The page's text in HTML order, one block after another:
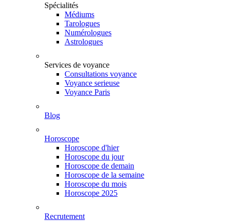
Spécialités
Médiums
Tarologues
Numérologues
Astrologues
Services de voyance
Consultations voyance
Voyance serieuse
Voyance Paris
Blog
Horoscope
Horoscope d'hier
Horoscope du jour
Horoscope de demain
Horoscope de la semaine
Horoscope du mois
Horoscope 2025
Recrutement